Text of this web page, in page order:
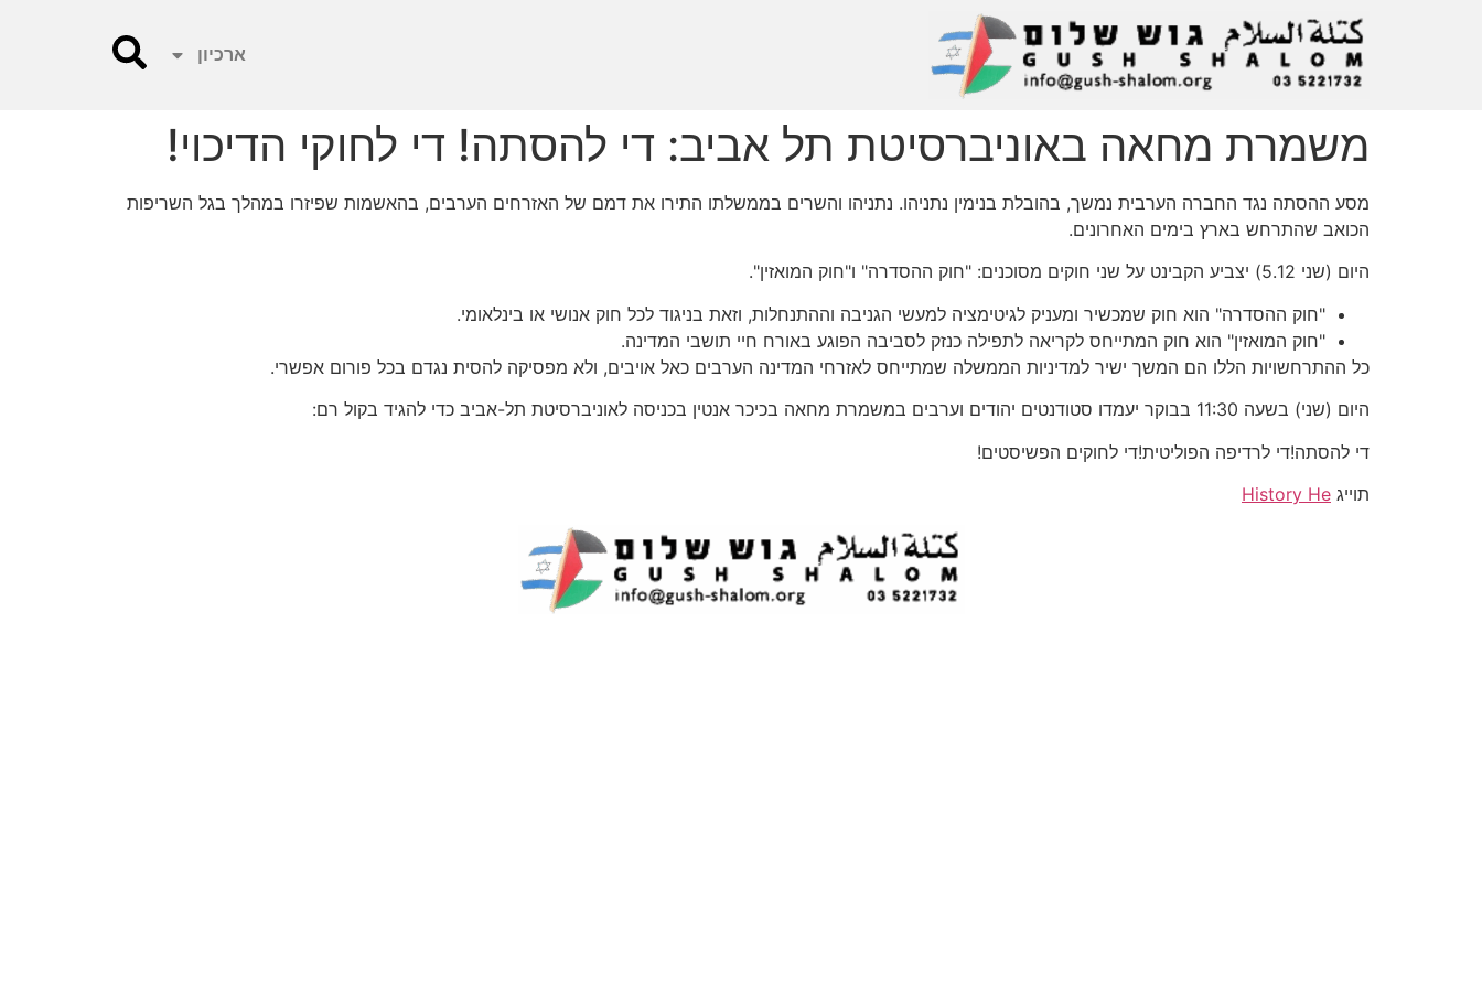
ארכיון
משמרת מחאה באוניברסיטת תל אביב: די להסתה! די לחוקי הדיכוי!
מסע ההסתה נגד החברה הערבית נמשך, בהובלת בנימין נתניהו. נתניהו והשרים בממשלתו התירו את דמם של האזרחים הערבים, בהאשמות שפיזרו במהלך בגל השריפות
הכואב שהתרחש בארץ בימים האחרונים.
היום (שני 5.12) יצביע הקבינט על שני חוקים מסוכנים: "חוק ההסדרה" ו"חוק המואזין".
"חוק ההסדרה" הוא חוק שמכשיר ומעניק לגיטימציה למעשי הגניבה וההתנחלות, וזאת בניגוד לכל חוק אנושי או בינלאומי.
"חוק המואזין" הוא חוק המתייחס לקריאה לתפילה כנזק לסביבה הפוגע באורח חיי תושבי המדינה.
כל ההתרחשויות הללו הם המשך ישיר למדיניות הממשלה שמתייחס לאזרחי המדינה הערבים כאל אויבים, ולא מפסיקה להסית נגדם בכל פורום אפשרי.
היום (שני) בשעה 11:30 בבוקר יעמדו סטודנטים יהודים וערבים במשמרת מחאה בכיכר אנטין בכניסה לאוניברסיטת תל-אביב כדי להגיד בקול רם:
די להסתה!די לרדיפה הפוליטית!די לחוקים הפשיסטים!
תוייג History He